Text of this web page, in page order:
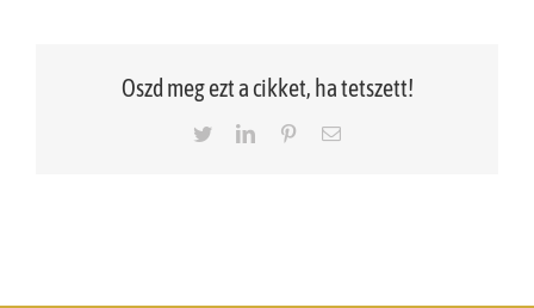
Oszd meg ezt a cikket, ha tetszett!
TwitterLinkedInPinterestEmail